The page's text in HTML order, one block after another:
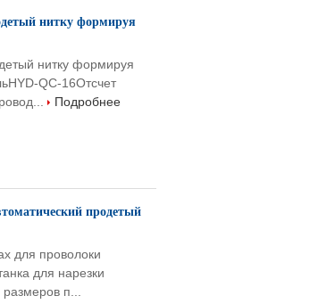
нитку формируя
нитку формируя
QC-16Отсчет
Подробнее
продетый
для проволоки
для нарезки
п...